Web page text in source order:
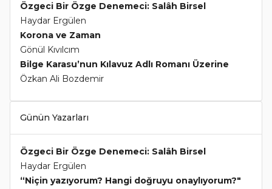
Özgeci Bir Özge Denemeci: Salâh Birsel
Haydar Ergülen
Korona ve Zaman
Gönül Kıvılcım
Bilge Karasu’nun Kılavuz Adlı Romanı Üzerine
Özkan Ali Bozdemir
Günün Yazarları
Özgeci Bir Özge Denemeci: Salâh Birsel
Haydar Ergülen
“Niçin yazıyorum? Hangi doğruyu onaylıyorum?"